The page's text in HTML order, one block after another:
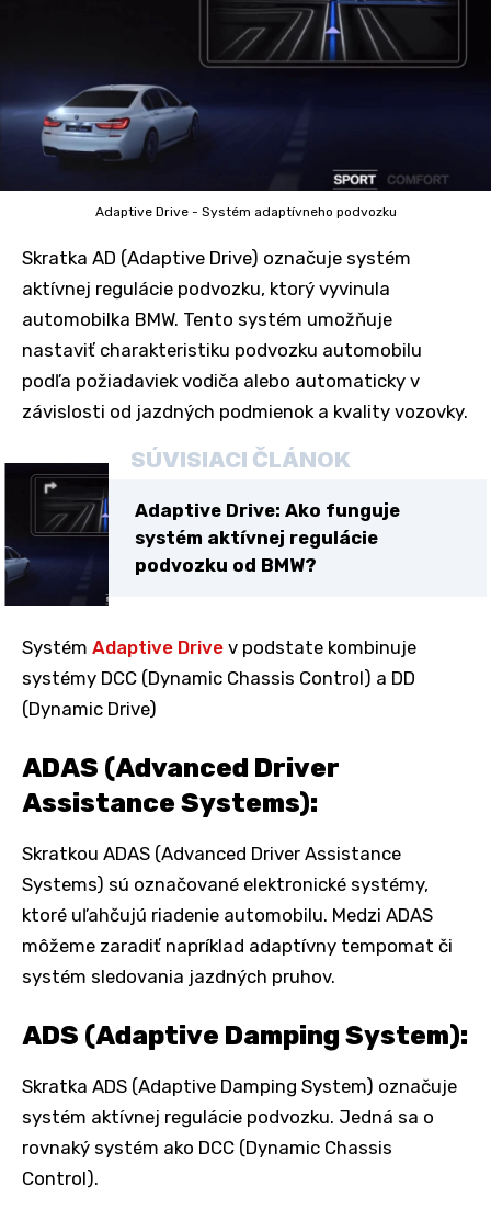
Adaptive Drive - Systém adaptívneho podvozku
Skratka AD (Adaptive Drive) označuje systém
aktívnej regulácie podvozku, ktorý vyvinula
automobilka BMW. Tento systém umožňuje
nastaviť charakteristiku podvozku automobilu
podľa požiadaviek vodiča alebo automaticky v
závislosti od jazdných podmienok a kvality vozovky.
SÚVISIACI ČLÁNOK
Adaptive Drive: Ako funguje
systém aktívnej regulácie
podvozku od BMW?
Systém Adaptive Drive v podstate kombinuje
systémy DCC (Dynamic Chassis Control) a DD
(Dynamic Drive)
ADAS (Advanced Driver
Assistance Systems):
Skratkou ADAS (Advanced Driver Assistance
Systems) sú označované elektronické systémy,
ktoré uľahčujú riadenie automobilu. Medzi ADAS
môžeme zaradiť napríklad adaptívny tempomat či
systém sledovania jazdných pruhov.
ADS (Adaptive Damping System):
Skratka ADS (Adaptive Damping System) označuje
systém aktívnej regulácie podvozku. Jedná sa o
rovnaký systém ako DCC (Dynamic Chassis
Control).